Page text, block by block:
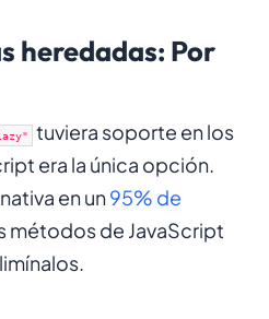
heredadas: Por
tuviera soporte en los
era la única opción.
en un95% de
métodos de JavaScript